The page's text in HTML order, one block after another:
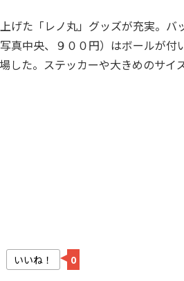
げた「レノ丸」グッズが充実。バ
真中央、９００円）はボールが付
した。ステッカーや大きめのサイ
いいね！ 0